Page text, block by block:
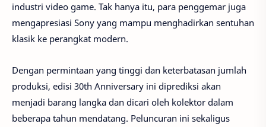
industri video game. Tak hanya itu, para penggemar juga
mengapresiasi Sony yang mampu menghadirkan sentuhan
klasik ke perangkat modern.
Dengan permintaan yang tinggi dan keterbatasan jumlah
produksi, edisi 30th Anniversary ini diprediksi akan
menjadi barang langka dan dicari oleh kolektor dalam
beberapa tahun mendatang. Peluncuran ini sekaligus